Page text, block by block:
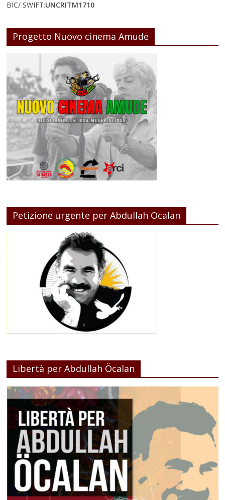
BIC/ SWIFT:UNCRITM1710
Progetto Nuovo cinema Amude
Petizione urgente per Abdullah Ocalan
Libertà per Abdullah Öcalan